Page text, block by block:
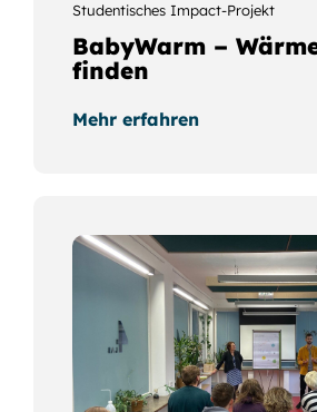
Studentisches Impact-Projekt
BabyWarm –
finden
Mehr erfahren